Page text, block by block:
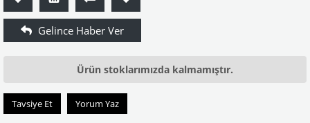
Ürün stoklarımızda kalmamıştır.
Tavsiye Et Yorum Yaz